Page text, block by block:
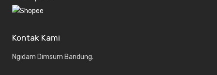
Kontak Kami
Ngidam Dimsum Bandung.